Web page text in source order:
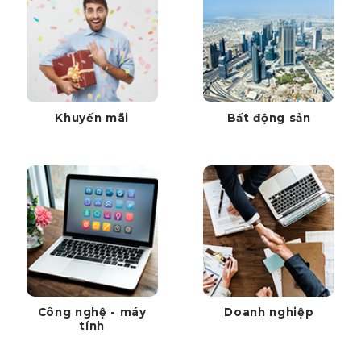
Khuyến mãi Bất động sản
Công nghệ - máy
tính
Doanh nghiệp